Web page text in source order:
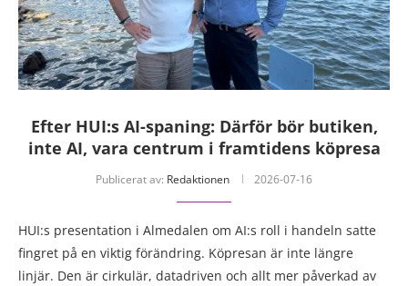
Efter HUI:s AI-spaning: Därför bör butiken,
inte AI, vara centrum i framtidens köpresa
Publicerat av: Redaktionen 2026-07-16
HUI:s presentation i Almedalen om AI:s roll i handeln satte
fingret på en viktig förändring. Köpresan är inte längre
linjär. Den är cirkulär, datadriven och allt mer påverkad av